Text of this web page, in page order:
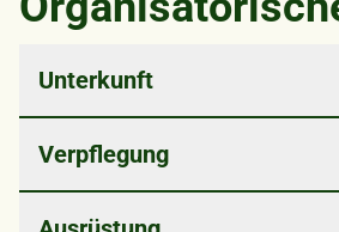
Unterkunft
Matratzenlager
WC / keine Dusche
Verpflegung